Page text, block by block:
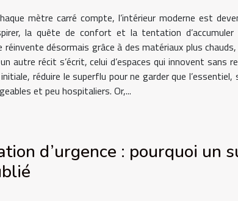
mètre carré compte, l’intérieur moderne est
la quête de confort et la tentation
désormais grâce à des matériaux plus
autre récit s’écrit, celui d’espaces qui innovent sans
réduire le superflu pour ne garder que
et peu hospitaliers. Or,...
d’urgence : pourquoi un